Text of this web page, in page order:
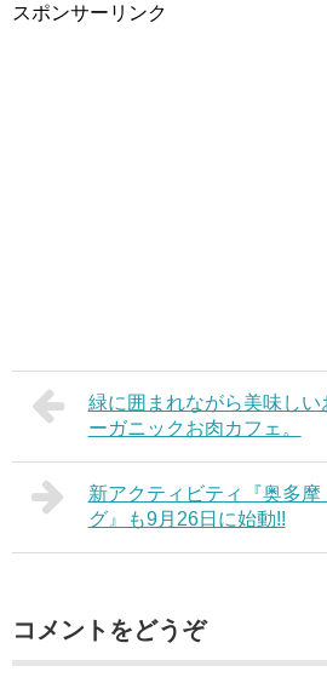
スポンサーリンク
緑に囲まれながら美味し
ーガニックお肉カフェ。
新アクティビティ『奥多
グ』も9月26日に始動!!
コメントをどうぞ